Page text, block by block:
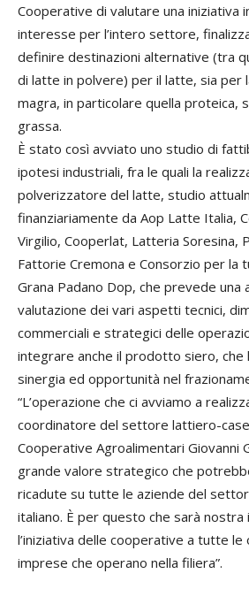
Cooperative di valutare una iniziativa
interesse per l’intero settore,
definire destinazioni alternative (tra
di latte in polvere) per il latte, sia per
magra, in particolare quella proteica,
grassa.
È stato così avviato uno studio di
ipotesi industriali, fra le quali la
polverizzatore del latte, studio
finanziariamente da Aop Latte Italia,
Virgilio, Cooperlat, Latteria Soresina,
Fattorie Cremona e Consorzio per la
Grana Padano Dop, che prevede una
valutazione dei vari aspetti tecnici,
commerciali e strategici delle
integrare anche il prodotto siero, che
sinergia ed opportunità nel
“L’operazione che ci avviamo a
coordinatore del settore lattiero-
Cooperative Agroalimentari Giovanni
grande valore strategico che
ricadute su tutte le aziende del
italiano. È per questo che sarà
l’iniziativa delle cooperative a tutte le
imprese che operano nella filiera”.